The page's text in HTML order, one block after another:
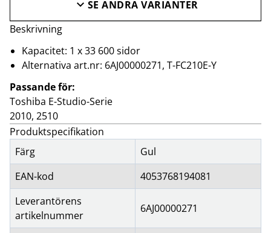
SE ANDRA VARIANTER
Beskrivning
Kapacitet: 1 x 33 600 sidor
Alternativa art.nr: 6AJ00000271, T-FC210E-Y
Passande för:
Toshiba E-Studio-Serie
2010, 2510
Produktspecifikation
Färg
Gul
EAN-kod
4053768194081
Leverantörens
artikelnummer
6AJ00000271